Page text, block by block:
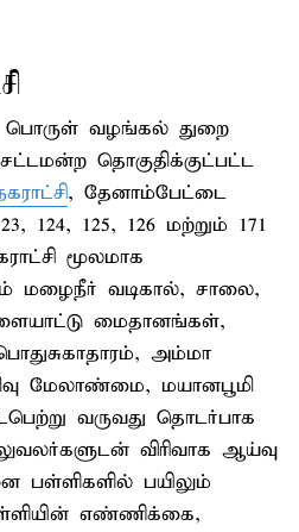
வழங்கல் துறை
தொகுதிக்குட்பட்ட
, தேனாம்பேட்டை
124, 125, 126 மற்றும் 171
மூலமாக
மழைநீர் வடிகால், சாலை,
மைதானங்கள்,
அம்மா
மேலாண்மை, மயானபூமி
வருவது தொடர்பாக
விரிவாக ஆய்வு
பயிலும்
எண்ணிக்கை,